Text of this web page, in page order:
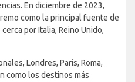
En diciembre de 2023,
como la principal fuente de
por Italia, Reino Unido,
Londres, París, Roma,
como los destinos más